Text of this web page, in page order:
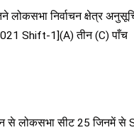
लोकसभा निर्वाचन क्षेत्र
Shift-1](A) तीन (C) पाँच
से लोकसभा सीट 25 जिनमें से